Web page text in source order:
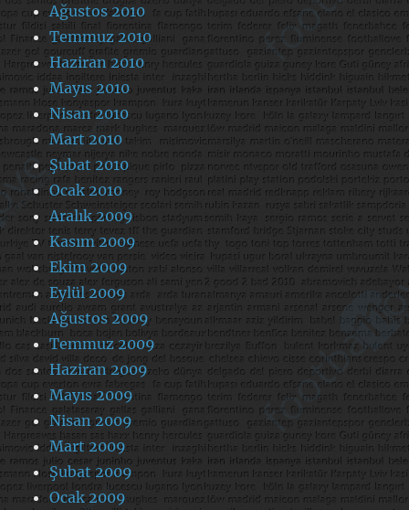
Ağustos 2010
Temmuz 2010
Haziran 2010
Mayıs 2010
Nisan 2010
Mart 2010
Şubat 2010
Ocak 2010
Aralık 2009
Kasım 2009
Ekim 2009
Eylül 2009
Ağustos 2009
Temmuz 2009
Haziran 2009
Mayıs 2009
Nisan 2009
Mart 2009
Şubat 2009
Ocak 2009